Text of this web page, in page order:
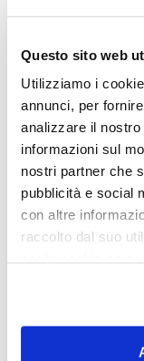
Questo sito web
Utilizziamo i
annunci, per
analizzare il
informazioni sul
nostri partner che
pubblicità e social
con altre
raccolto dal suo
nostro negozio
da OTTICA
Showing the single